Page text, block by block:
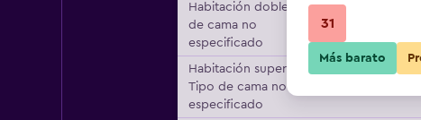
Habitación doble, Tipo
de cama no
especificado
Habitación superior,
Tipo de cama no
especificado
31
Más barato